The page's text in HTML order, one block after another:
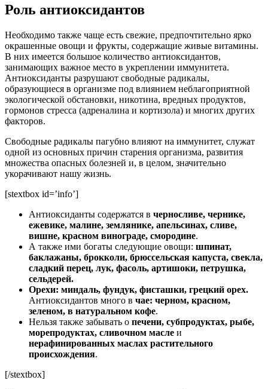
Роль антиоксидантов
Необходимо также чаще есть свежие, предпочтительно ярко
окрашенные овощи и фрукты, содержащие живые витамины.
В них имеется большое количество антиоксидантов,
занимающих важное место в укреплении иммунитета.
Антиоксиданты разрушают свободные радикалы,
образующиеся в организме под влиянием неблагоприятной
экологической обстановки, никотина, вредных продуктов,
гормонов стресса (адреналина и кортизола) и многих других
факторов.
Свободные радикалы пагубно влияют на иммунитет, служат
одной из основных причин старения организма, развития
множества опасных болезней и, в целом, значительно
укорачивают нашу жизнь.
[stextbox id=’info’]
Антиоксиданты содержатся в черносливе, чернике,
ежевике, малине, землянике, апельсинах, сливе,
вишне, красном винограде, смородине.
А также ими богаты следующие овощи: шпинат,
баклажаны, брокколи, брюссельская капуста, свекла,
сладкий перец, лук, фасоль, артишоки, петрушка,
сельдерей.
Орехи: миндаль, фундук, фисташки, грецкий орех.
Антиоксидантов много в чае: черном, красном,
зеленом, в натуральном кофе.
Нельзя также забывать о печени, субпродуктах, рыбе,
морепродуктах, сливочном масле и
нерафинированных маслах растительного
происхождения.
[/stextbox]